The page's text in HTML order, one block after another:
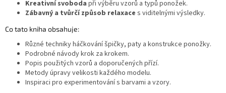
Kreativní svoboda při výběru vzorů a typů ponožek.
Zábavný a tvůrčí způsob relaxace s viditelnými výsledky.
Co tato kniha obsahuje:
Různé techniky háčkování špičky, paty a konstrukce ponožky.
Podrobné návody krok za krokem.
Popis použitých vzorů a doporučených přízí.
Metody úpravy velikosti každého modelu.
Inspiraci pro experimentování s barvami a vzory.